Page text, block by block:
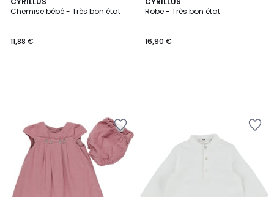
Chemise bébé - Très bon état
11,88 €
Robe - Très bon état
16,90 €